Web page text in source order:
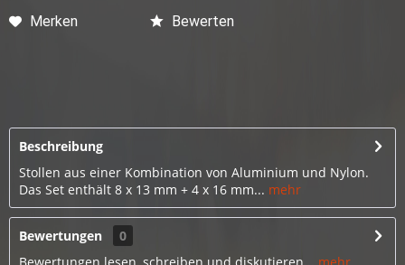
Merken Bewerten
Beschreibung
Stollen aus einer Kombination von Aluminium und Nylon.
Das Set enthält 8 x 13 mm + 4 x 16 mm... mehr
Bewertungen
0